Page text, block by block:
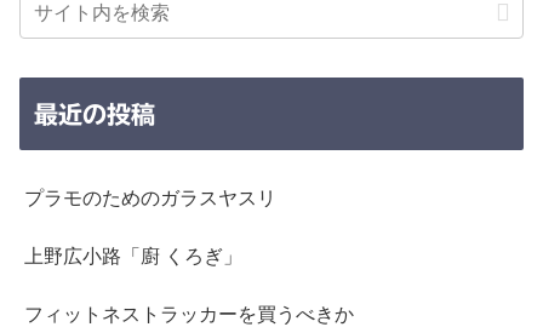
最近の投稿
プラモのためのガラスヤスリ
上野広小路「廚 くろぎ」
フィットネストラッカーを買うべきか